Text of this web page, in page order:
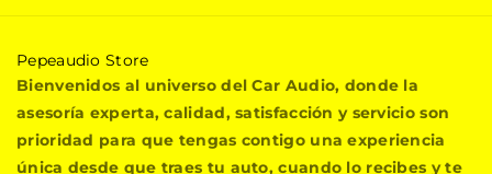
P
e
p
a
Pepeaudio Store
Bienvenidos al universo del Car Audio, donde la
asesoría experta, calidad, satisfacción y servicio son
prioridad para que tengas contigo una experiencia
única desde que traes tu auto, cuando lo recibes y te